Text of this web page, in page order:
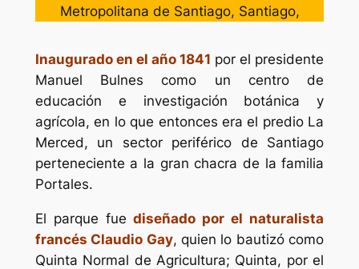
Metropolitana de Santiago, Santiago,
Inaugurado en el año 1841 por el presidente
Manuel Bulnes como un centro de
educación e investigación botánica y
agrícola, en lo que entonces era el predio La
Merced, un sector periférico de Santiago
perteneciente a la gran chacra de la familia
Portales.
El parque fue diseñado por el naturalista
francés Claudio Gay, quien lo bautizó como
Quinta Normal de Agricultura; Quinta, por el